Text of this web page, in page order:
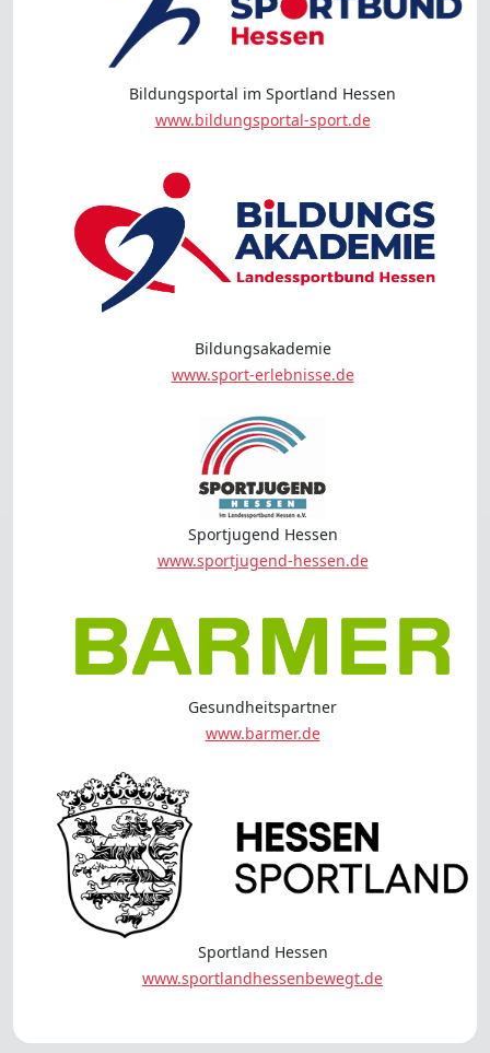
Bildungsportal im Sportland Hessen
www.bildungsportal-sport.de
Bildungsakademie
www.sport-erlebnisse.de
Sportjugend Hessen
www.sportjugend-hessen.de
Gesundheitspartner
www.barmer.de
Sportland Hessen
www.sportlandhessenbewegt.de